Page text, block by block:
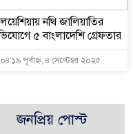
নথি জালিয়াতির
৫ বাংলাদেশি গ্রেফতার
০৪:১৯ পূর্বাহ্ন, ৪ সেপ্টেম্বর ২০২৫
জনপ্রিয় পোস্ট